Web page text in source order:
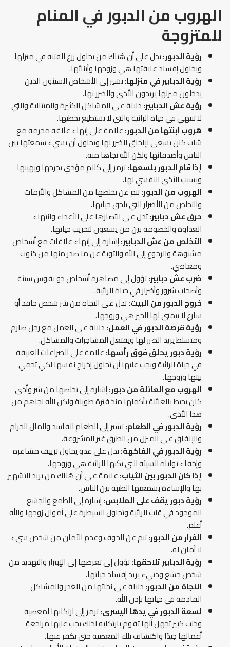
الهروب من الدبور في المنام
للمتزوجة
رؤية الدبور:يدل على أن هُناك من يحاول زرع الفتنة في منزلها
ويحاول إفساد علاقتها هي وزوجها وأبنائها.
رؤية الدبابير في منزلها: تشير إلى الأشخاص السيئون الذين
يدخلون منزلها يريدون الأذى والضرر بها.
رؤية عش الدبابير:دلالة على المشاكل الكثيرة والمتتالية والتي
لا تنتهي في حياة الرائية والتي لا تستطيع تخطيها.
هروب ابنتها من الدبور:علامة على إنهاء علاقة محرمة مع
شاب كان يسعى لإلحاق الضرر لها ويحاول أن يسيء سمعتها بين
الناس وأصدقائها ولكن الله نجاها منه.
إذا قام الدبور بلسعها:ترمز إلى كلام مؤذي يجرحها ويهينها
ويسبب الأذى النفسي لها.
الهروب من الدبور:تنم عن تخلصها من المشاكل والأزمات
والتخلص من الأضرار التي تلحق حياتها.
حرق عش دبابير:تدل على انتصارها على الأعداء وانتهاء
العداوة والخصومة بين من يسعون لتخريب حياتها.
التخلص من عش الدبابير:إشارة إلى إنهاء علاقات مع أشخاص
مشبوهة والرجوع إلى الله والتوبة عن ما صدر منها من ذنوب
ومعاصي.
ضرب عش دبابير:تؤول إلى مصاهرة أشخاص ذو نفوس سيئة
وأصحاب شرور وأضرار في حياة الرائية.
خروج الدبور من البيت:تدل على النجاة من شر شخص حاقد أو
سارع لا يتمنى لها الخير هي وزوجها.
رؤية قرصة الدبور في العمل:دلالة على العمل مع رجل صارم
ومتسلط يريد الضرر لها ويفتعل المشاجرات والمشاكل.
رؤية دبور يحلق فوق رأسها:علامة على الصراعات العنيفة
في حياة الرائية ويجب عليها أن تحاول إخراج نفسها لكي تحمي
بيتها وزوجها.
الهروب مع العائلة من دبور:إشارة إلى تخلصها من شر وأذى
كان يحيط بالعائلة بأكملها منذ فترة طويلة ولكن الله نجاهم من
هذا الأذى.
رؤية الدبور في الطعام:تشير إلى الطعام الفاسد والمال الحرام
والإنفاق على المنزل من الطرق غير المشروعة.
رؤية الدبور في الفاكهة:تدل على عدو يحاول تزييف مشاعره
وإخفاء نواياه السيئة التي يكنها للرائية هي وزوجها.
إذا كان الدبور بين الثياب:علامة على أن هُناك من يريد التشهير
بها والإساءة بسمعتها الطيبة بين الناس.
رؤية دبور يقف على الملابس:إشارة إلى الطمع والجشع
الموجود في قلب الرائية وتحاول السيطرة على أموال زوجها والله
أعلم.
الفرار من الدبور:تنم عن الخوف وعدم الآمان من شخص سيء
لا أمان له.
رؤية الدبابير تلاحقها:تؤول إلى تعرضها إلى الإبتزاز والتهديد من
شخص جشع ودنيء يريد إفساد حياتها.
النجاة من الدبور:دلالة على نجاتها من الغدر والمشاكل
القادمة في حياتها بإذن الله.
لسعة الدبور في يدها اليسرى:ترمز إلى ارتكابها لمعصية
وذنب كبير تجهل أنها تقوم بارتكابه لذلك يجب عليها مراجعة
أعمالها جيدًا واكتشاف تلك المعصية حتى تكفر عنها.